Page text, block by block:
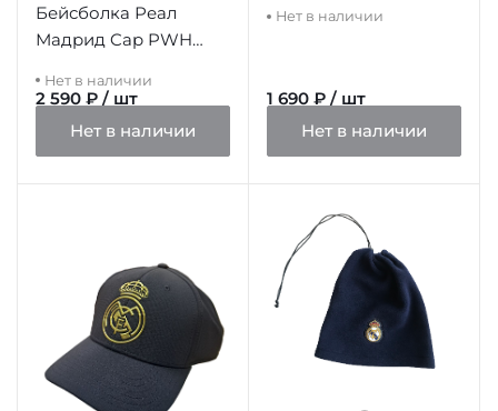
Бейсболка Реал
Мадрид Cap PWH
Нет в наличии
2 590 ₽ / шт
Нет в наличии
Нет в наличии
1 690 ₽ / шт
Нет в наличии